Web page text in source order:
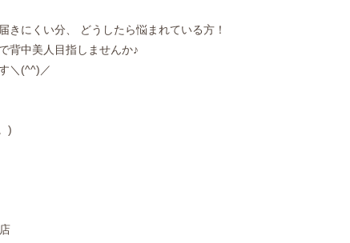
きにくい分、 どうしたら悩まれている方！
背中美人目指しませんか♪
＼(^^)／
)